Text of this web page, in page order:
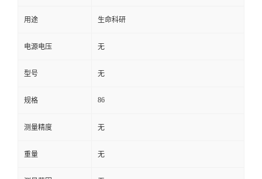
用途 生命科研
电源电压 无
型号 无
规格 86
测量精度 无
重量 无